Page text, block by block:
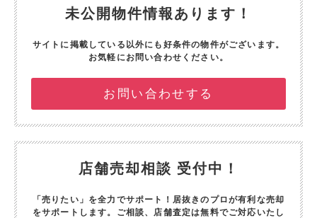
未公開物件情報あります！
サイトに掲載している以外にも好条件の物件がございます。
お気軽にお問い合わせください。
お問い合わせする
店舗売却相談 受付中！
「売りたい」を全力でサポート！ 居抜きのプロが有利な売却
をサポートします。 ご相談、店舗査定は無料でご対応いたし